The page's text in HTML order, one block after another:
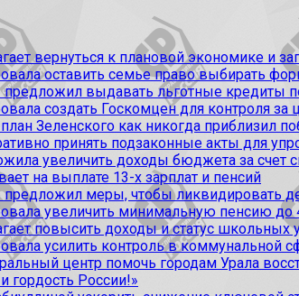
вернуться к плановой экономике и
оставить семье право выбирать
выдавать льготные кредиты
создать Госкомцен для контроля за
Зеленского как никогда приблизил
принять подзаконные акты для
увеличить доходы бюджета за счет
на выплате 13-х зарплат и пенсий
меры, чтобы ликвидировать
увеличить минимальную пенсию до
повысить доходы и статус школьных
усилить контроль в коммунальной
центр помочь городам Урала
гордость России!»